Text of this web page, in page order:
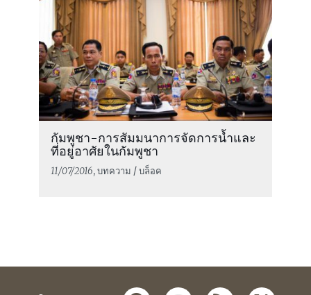
กัมพูชา-การสัมมนาการจัดการน้ำและ
ที่อยู่อาศัยในกัมพูชา
11/07/2016, บทความ / บล็อค